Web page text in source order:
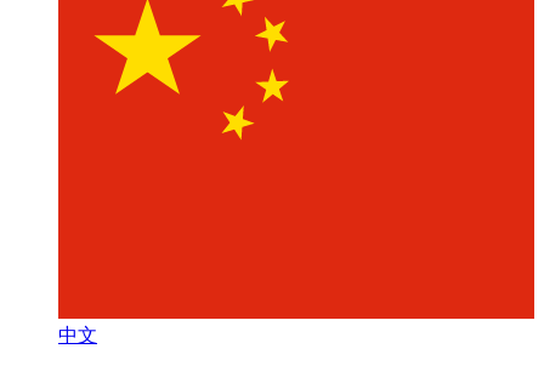
中文